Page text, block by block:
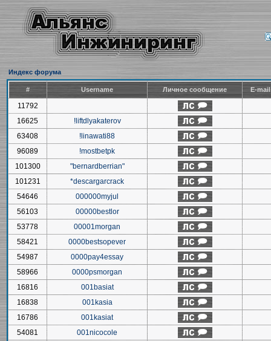
Индекс форума
# Username Личное сообщение E-
11792
16625
!liftdlyakaterov
63408
!linawati88
96089
!mostbetpk
101300
"bernardberrian"
101231
*descargarcrack
54646
000000myjul
56103
00000bestlor
53778
00001morgan
58421
0000bestsopever
54987
0000pay4essay
58966
0000psmorgan
16816
001basiat
16838
001kasia
16786
001kasiat
54081
001nicocole